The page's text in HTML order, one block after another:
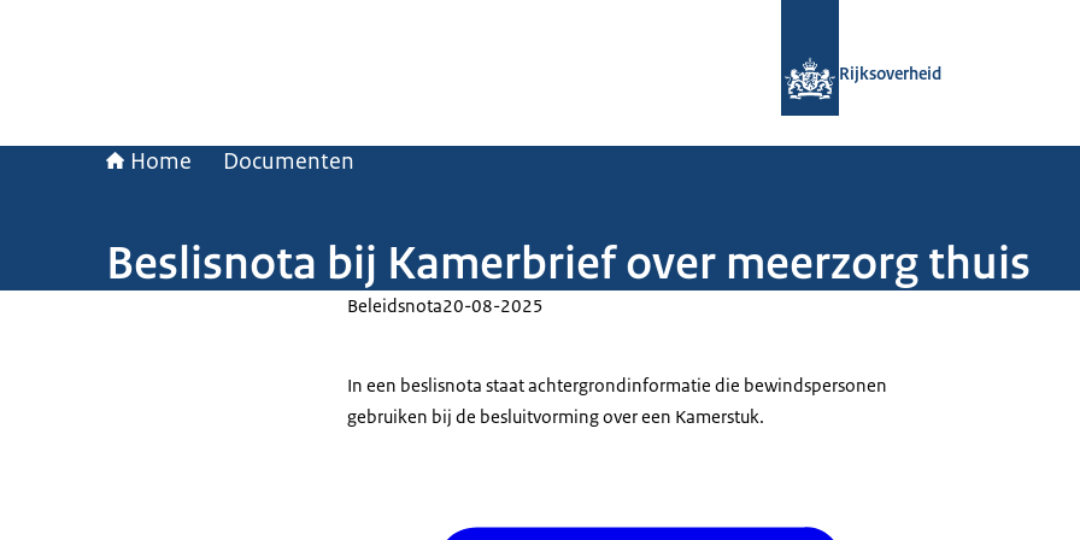
Rijksoverheid
Home Documenten
Beslisnota bij Kamerbrief over meerzorg thuis
Beleidsnota20-08-2025
In een beslisnota staat achtergrondinformatie die bewindspersonen
gebruiken bij de besluitvorming over een Kamerstuk.